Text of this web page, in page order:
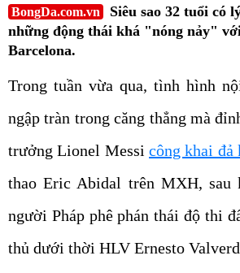
BongDa.com.vn
Siêu sao 32 tuổi có
những động thái khá "nóng nảy"
Barcelona.
Trong tuần vừa qua, tình hình
ngập tràn trong căng thẳng mà
trưởng Lionel Messi công khai đả
thao Eric Abidal trên MXH, sau
người Pháp phê phán thái độ thi
thủ dưới thời HLV Ernesto